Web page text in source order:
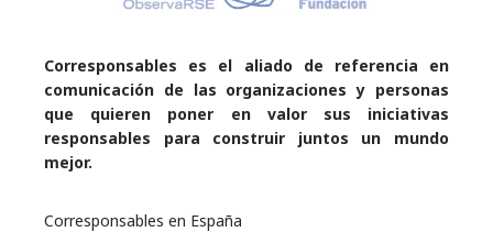
Corresponsables es el aliado de referencia en
comunicación de las organizaciones y personas
que quieren poner en valor sus iniciativas
responsables para construir juntos un mundo
mejor.
Corresponsables en España